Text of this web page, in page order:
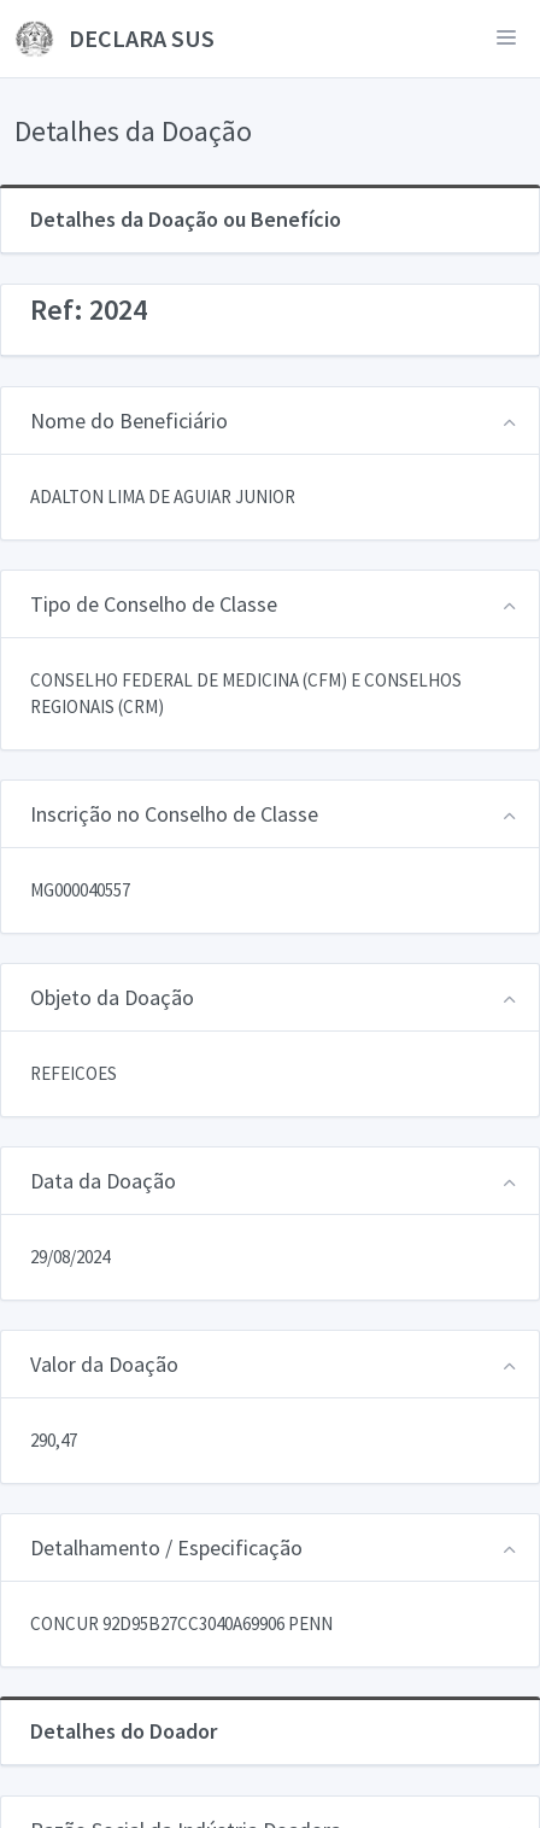
DECLARA SUS
Detalhes da Doação
Detalhes da Doação ou Benefício
Ref: 2024
Nome do Beneficiário
ADALTON LIMA DE AGUIAR JUNIOR
Tipo de Conselho de Classe
CONSELHO FEDERAL DE MEDICINA (CFM) E CONSELHOS
REGIONAIS (CRM)
Inscrição no Conselho de Classe
MG000040557
Objeto da Doação
REFEICOES
Data da Doação
29/08/2024
Valor da Doação
290,47
Detalhamento / Especificação
CONCUR 92D95B27CC3040A69906 PENN
Detalhes do Doador